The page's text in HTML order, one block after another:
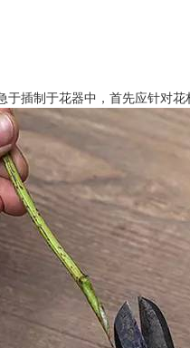
插制于花器中，首先应针对